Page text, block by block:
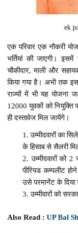
ek
एक परिवार एक नौकरी
भर्तियां की जाएगी। इसमें
चौकीदार, माली और
किया गया है। अभी तक
राज्यों में भी यह योजना
12000 युवकों को नियुक्ति
ही दस्तावेज मिल जायेंगे।
उम्मीदवारों का
के हिसाब से सैलरी
उम्मीदवारों को
पीरियड कम्पलीट
उसे परमानेंट के दिया
उम्मीवारों को
Also Read :UP Bal